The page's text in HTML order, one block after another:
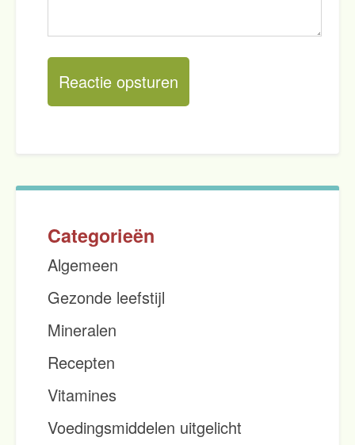
Categorieën
Algemeen
Gezonde leefstijl
Mineralen
Recepten
Vitamines
Voedingsmiddelen uitgelicht